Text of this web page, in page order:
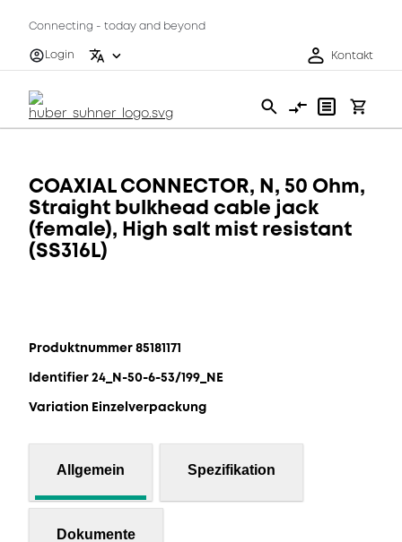
Connecting - today and beyond
Login
Kontakt
COAXIAL CONNECTOR, N, 50 Ohm,
Straight bulkhead cable jack
(female), High salt mist resistant
(SS316L)
Produktnummer 85181171
Identifier 24_N-50-6-53/199_NE
Variation Einzelverpackung
Allgemein Spezifikation
Dokumente